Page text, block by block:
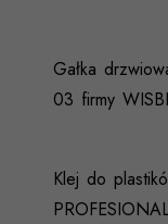
Gałka
03 firmy
Klej do